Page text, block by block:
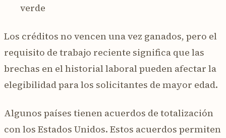
verde
Los créditos no vencen una vez ganados, pero el
requisito de trabajo reciente significa que las
brechas en el historial laboral pueden afectar la
elegibilidad para los solicitantes de mayor edad.
Algunos países tienen acuerdos de totalización
con los Estados Unidos. Estos acuerdos permiten